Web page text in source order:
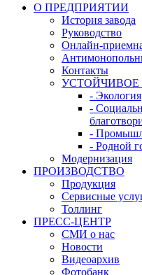
О ПРЕДПРИЯТИИ
История завода
Руководство
Онлайн-
Контакты
УСТОЙЧИВОЕ
- Экология
-
-
- Родной
Модернизация
ПРОИЗВОДСТВО
Продукция
Сервисные
Толлинг
ПРЕСС-ЦЕНТР
СМИ о нас
Новости
Видеоархив
Фотобанк